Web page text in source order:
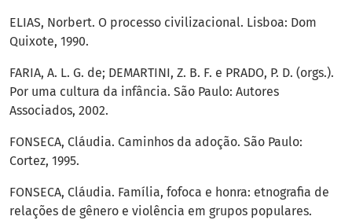
ELIAS, Norbert. O processo civilizacional. Lisboa: Dom
Quixote, 1990.
FARIA, A. L. G. de; DEMARTINI, Z. B. F. e PRADO, P. D. (orgs.).
Por uma cultura da infância. São Paulo: Autores
Associados, 2002.
FONSECA, Cláudia. Caminhos da adoção. São Paulo:
Cortez, 1995.
FONSECA, Cláudia. Família, fofoca e honra: etnografia de
relações de gênero e violência em grupos populares.